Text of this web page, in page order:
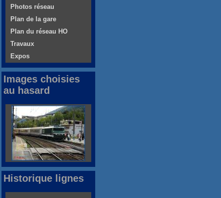
Photos réseau
Plan de la gare
Plan du réseau HO
Travaux
Expos
Images choisies
au hasard
Historique lignes